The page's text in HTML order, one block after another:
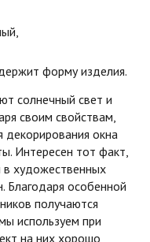
форму изделия.
солнечный свет и
своим свойствам,
окна
Интересен тот факт,
в художественных
Благодаря особенной
получаются
используем при
на них хорошо